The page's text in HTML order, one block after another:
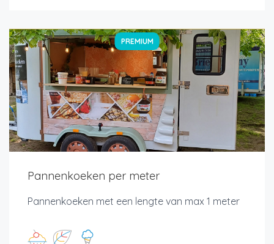
PREMIUM
Pannenkoeken per meter
Pannenkoeken met een lengte van max 1 meter